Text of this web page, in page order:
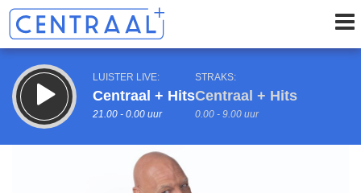
LUISTER LIVE:
Centraal + Hits
21.00 - 0.00 uur
STRAKS:
Centraal + Hits
0.00 - 9.00 uur